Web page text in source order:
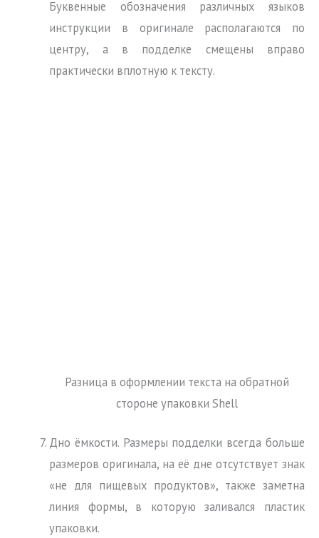
Буквенные обозначения различных языков
инструкции в оригинале располагаются по
центру, а в подделке смещены вправо
практически вплотную к тексту.
Разница в оформлении текста на обратной
стороне упаковки Shell
Дно ёмкости. Размеры подделки всегда больше
размеров оригинала, на её дне отсутствует знак
«не для пищевых продуктов», также заметна
линия формы, в которую заливался пластик
упаковки.